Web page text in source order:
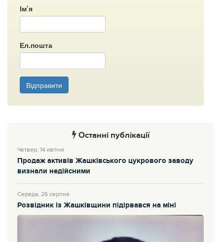
Ім’я
Ел.пошта
Відправити
Останні публікації
Четвер, 14 квітня
Продаж активів Жашківського цукрового заводу
визнали недійсними
Середа, 26 серпня
Розвідник із Жашківщини підірвався на міні